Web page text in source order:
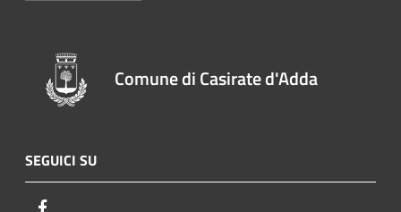
Comune di Casirate d'Adda
SEGUICI SU